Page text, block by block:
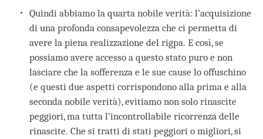
Quindi abbiamo la quarta nobile verità: l’acquisizione
di una profonda consapevolezza che ci permetta di
avere la piena realizzazione del rigpa. E così, se
possiamo avere accesso a questo stato puro e non
lasciare che la sofferenza e le sue cause lo offuschino
(e questi due aspetti corrispondono alla prima e alla
seconda nobile verità), evitiamo non solo rinascite
peggiori, ma tutta l’incontrollabile ricorrenza delle
rinascite. Che si tratti di stati peggiori o migliori, si